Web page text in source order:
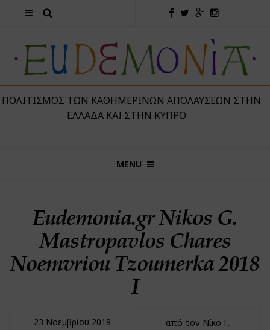
ΤΩΝ ΚΑΘΗΜΕΡΙΝΏΝ ΑΠΟΛΑΎΣΕΩΝ ΣΤΗΝ
ΕΛΛΆΔΑ ΚΑΙ ΣΤΗΝ ΚΎΠΡΟ
MENU
Eudemonia.gr Nikos G.
Mastropavlos Chares
Noemvriou Tzoumerka 2018
I
23 Νοεμβρίου 2018
από τον Νίκο Γ.